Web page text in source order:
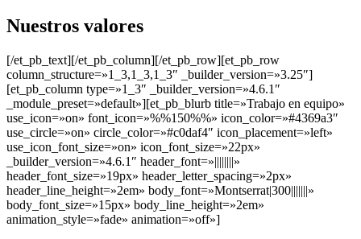
Nuestros valores
[/et_pb_text][/et_pb_column][/et_pb_row][et_pb_row
column_structure=»1_3,1_3,1_3″ _builder_version=»3.25″]
[et_pb_column type=»1_3″ _builder_version=»4.6.1″
_module_preset=»default»][et_pb_blurb title=»Trabajo en equipo»
use_icon=»on» font_icon=»%%150%%» icon_color=»#4369a3″
use_circle=»on» circle_color=»#c0daf4″ icon_placement=»left»
use_icon_font_size=»on» icon_font_size=»22px»
_builder_version=»4.6.1″ header_font=»||||||||»
header_font_size=»19px» header_letter_spacing=»2px»
header_line_height=»2em» body_font=»Montserrat|300|||||||»
body_font_size=»15px» body_line_height=»2em»
animation_style=»fade» animation=»off»]